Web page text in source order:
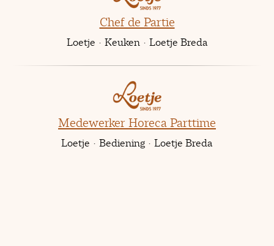
Chef de Partie
Loetje · Keuken · Loetje Breda
Medewerker Horeca Parttime
Loetje · Bediening · Loetje Breda